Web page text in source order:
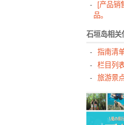
[产品销
品。
石垣岛相关
指南清
栏目列
旅游景